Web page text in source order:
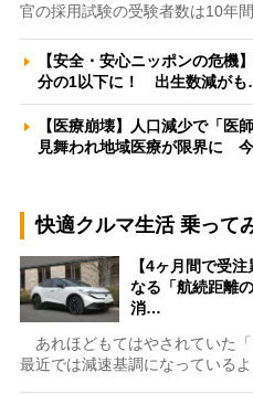
官の採用試験の受験者数は10年
【安全・安心ニッポンの危機
分の1以下に！ 出生数減が
【医療崩壊】人口減少で「医
見舞われ地域医療が限界に
快適クルマ生活 乗って
【4ヶ月間で受
なる「航続距離
消…
あれほどもてはやされていた「
最近では減速基調になっている